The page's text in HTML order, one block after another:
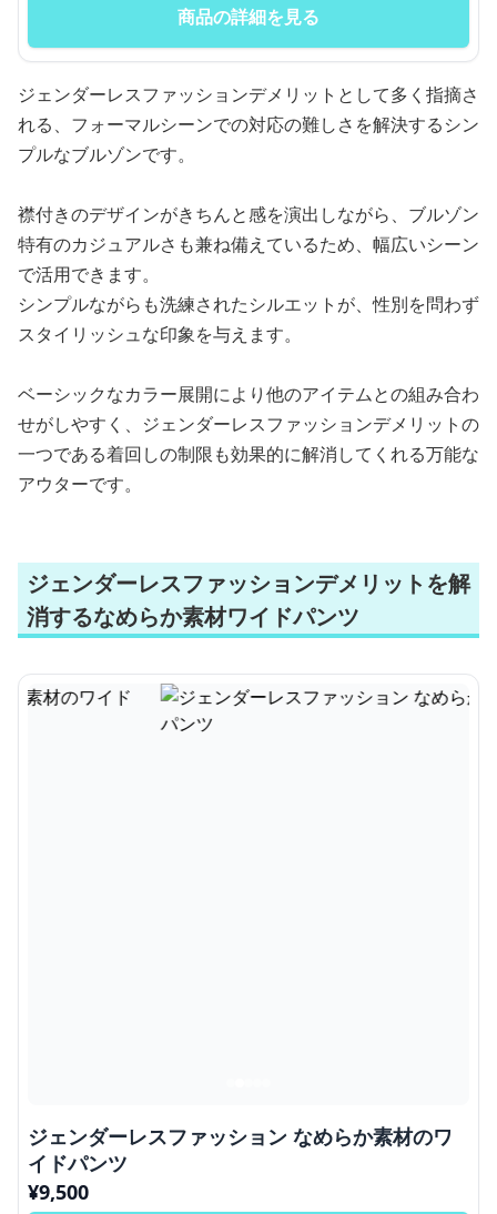
商品の詳細を見る
ジェンダーレスファッションデメリットとして多く指摘さ
れる、フォーマルシーンでの対応の難しさを解決するシン
プルなブルゾンです。
襟付きのデザインがきちんと感を演出しながら、ブルゾン
特有のカジュアルさも兼ね備えているため、幅広いシーン
で活用できます。
シンプルながらも洗練されたシルエットが、性別を問わず
スタイリッシュな印象を与えます。
ベーシックなカラー展開により他のアイテムとの組み合わ
せがしやすく、ジェンダーレスファッションデメリットの
一つである着回しの制限も効果的に解消してくれる万能な
アウターです。
ジェンダーレスファッションデメリットを解
消するなめらか素材ワイドパンツ
ジェンダーレスファッション なめらか素材のワ
イドパンツ
¥9,500